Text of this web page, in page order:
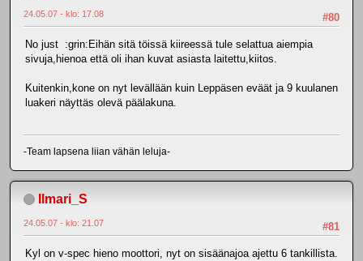
#80
24.05.07 - klo: 17.08
No just :grin:Eihän sitä töissä kiireessä tule selattua aiempia
sivuja,hienoa että oli ihan kuvat asiasta laitettu,kiitos.
Kuitenkin,kone on nyt levällään kuin Leppäsen eväät ja 9 kuulanen
luakeri näyttäs olevä päälakuna.
-Team lapsena liian vähän leluja-
Ilmari_S
#81
24.05.07 - klo: 21.07
Kyl on v-spec hieno moottori, nyt on sisäänajoa ajettu 6 tankillista.